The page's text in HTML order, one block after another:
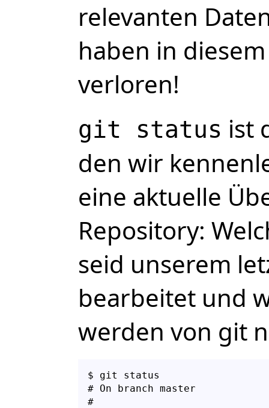
relevanten
haben in
verloren!
git status ist
den wir
eine aktuelle
Repository:
seid unserem
bearbeitet und
werden von git
$ git status
# On branch master
#